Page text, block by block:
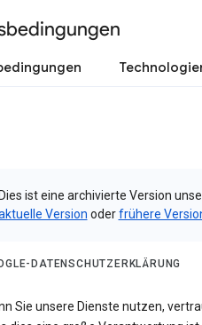
Dies ist eine archivierte Version
Version oderfrühere
DATENSCHUTZERKLÄRUNG
Sie unsere Dienste nutzen,